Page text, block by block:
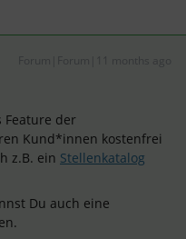
Feature der
Kund*innen kostenfrei
z.B. ein Stellenkatalog
Du auch eine